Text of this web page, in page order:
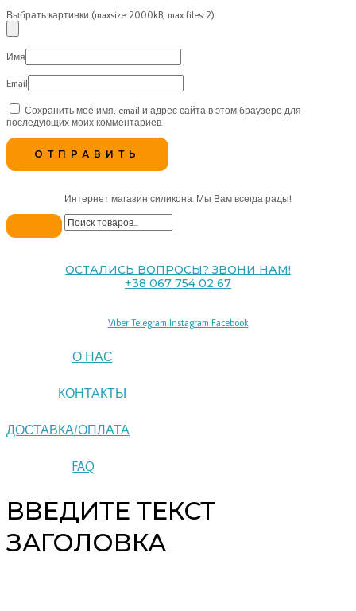
Выбрать картинки (maxsize: 2000kB, max files: 2)
Имя
Email
Сохранить моё имя, email и адрес сайта в этом браузере для
последующих моих комментариев.
Интернет магазин силикона. Мы Вам всегда рады!
ОСТАЛИСЬ ВОПРОСЫ? ЗВОНИ НАМ!
+38 067 754 02 67
Viber Telegram Instagram Facebook
О НАС
КОНТАКТЫ
ДОСТАВКА/ОПЛАТА
FAQ
ВВЕДИТЕ ТЕКСТ
ЗАГОЛОВКА